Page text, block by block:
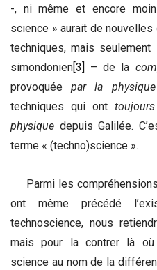
-, ni même et encore
science » aurait de
techniques, mais seulement
simondonien[3] – de la
provoquéepar la
techniques qui ont toujours
physique depuis Galilée.
terme « (techno)science ».
Parmi les
ont même précédé
technoscience, nous
mais pour la contrer là
science au nom de la